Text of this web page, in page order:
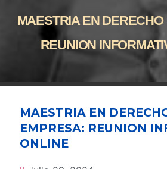
MAESTRIA EN
REUNION
MAESTRIA EN
EMPRESA: REUNION
ONLINE